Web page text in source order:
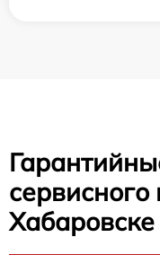
сервисного
Хабаровске